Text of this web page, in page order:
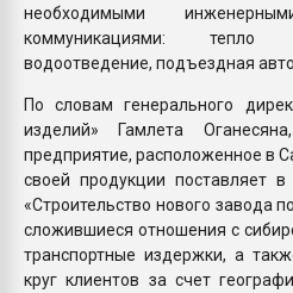
необходимыми
коммуникациями: тепло
водоотведение, подъездная
По словам генерального
изделий» Гамлета
предприятие, расположенное в
своей продукции поставляет
«Строительство нового завода
сложившиеся отношения с
транспортные издержки, а
круг клиентов за счет